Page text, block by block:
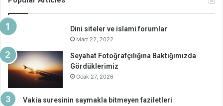
Dini siteler ve islami forumlar
Mart 22, 2022
Seyahat Fotoğrafçılığına Baktığımızda
Gördüklerimiz
Ocak 27, 2026
Vakia suresinin saymakla bitmeyen faziletleri